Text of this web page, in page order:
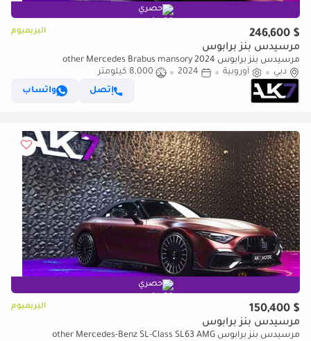
حصري
$ 246,600 البريميوم
مرسيدس بنز برابوس
مرسيدس بنز برابوس other Mercedes Brabus mansory 2024
دبي
أوروبية 2024
8,000 كيلومتر
إتصل
واتساب
حصري
$ 150,400 البريميوم
مرسيدس بنز برابوس
مرسيدس بنز برابوس other Mercedes-Benz SL-Class SL63 AMG